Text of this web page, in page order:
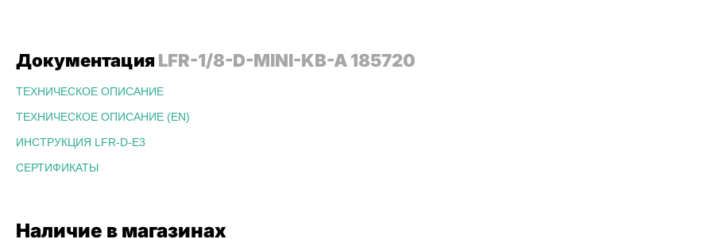
Документация LFR-1/8-D-MINI-KB-A 185720
ТЕХНИЧЕСКОЕ ОПИСАНИЕ
ТЕХНИЧЕСКОЕ ОПИСАНИЕ (EN)
ИНСТРУКЦИЯ LFR-D-E3
СЕРТИФИКАТЫ
Наличие в магазинах